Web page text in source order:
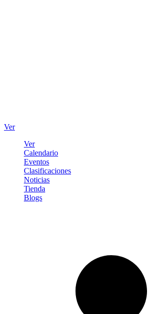
Ver
Ver
Calendario
Eventos
Clasificaciones
Noticias
Tienda
Blogs